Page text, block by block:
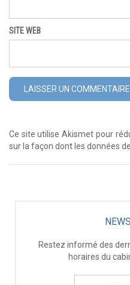
SITE WEB
Ce site utilise Akismet pour
sur la façon dont les données
Restez informé des
horaires du